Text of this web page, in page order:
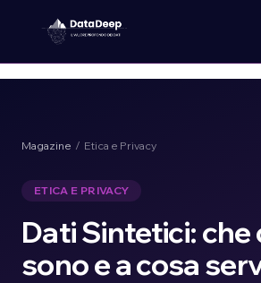
Magazine / Etica e Privacy
ETICA E PRIVACY
Dati Sintetici: che
sono e a cosa